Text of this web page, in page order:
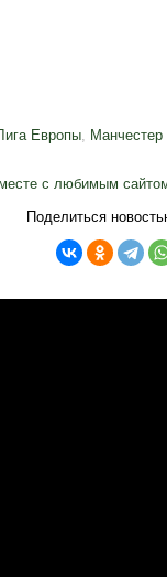
Европы, Манчестер
с любимым
Поделиться